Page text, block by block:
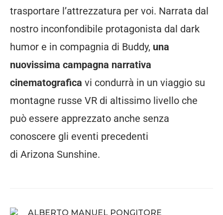
trasportare l’attrezzatura per voi. Narrata dal
nostro inconfondibile protagonista dal dark
humor e in compagnia di Buddy, una
nuovissima campagna narrativa
cinematografica vi condurrà in un viaggio su
montagne russe VR di altissimo livello che
può essere apprezzato anche senza
conoscere gli eventi precedenti
di Arizona Sunshine.
ALBERTO MANUEL PONGITORE